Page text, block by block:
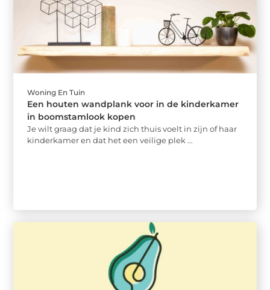
Woning En Tuin
Een houten wandplank voor in de kinderkamer
in boomstamlook kopen
Je wilt graag dat je kind zich thuis voelt in zijn of haar
kinderkamer en dat het een veilige plek ...